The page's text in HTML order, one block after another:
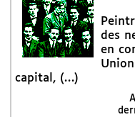
des
en
capital, (…)